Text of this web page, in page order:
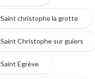
Saint christophe la grotte
Saint Christophe sur guiers
Saint Egrève